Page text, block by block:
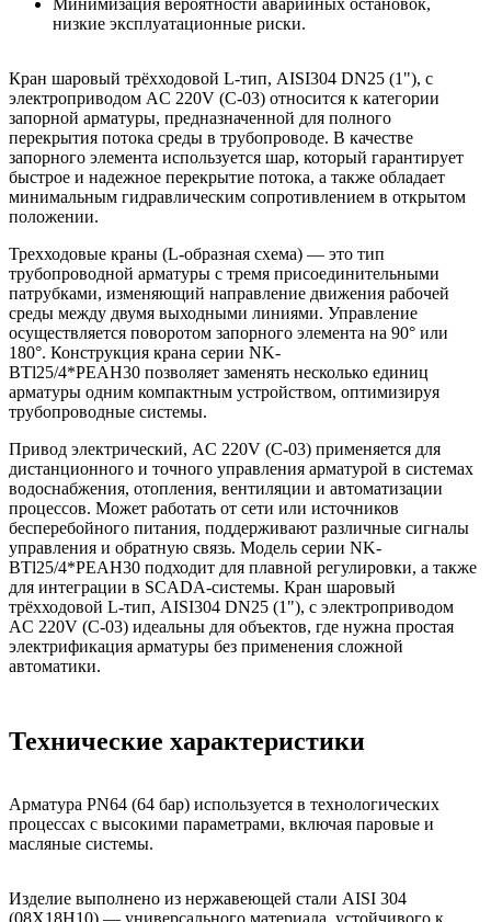
Кран шаровый трёхходовой L-тип, AISI304 DN25 (1"), с
электроприводом AC 220V (С-03) относится к категории
запорной арматуры, предназначенной для полного
перекрытия потока среды в трубопроводе. В качестве
запорного элемента используется шар, который гарантирует
быстрое и надежное перекрытие потока, а также обладает
минимальным гидравлическим сопротивлением в открытом
положении.
Трехходовые краны (L-образная схема) — это тип
трубопроводной арматуры с тремя присоединительными
патрубками, изменяющий направление движения рабочей
среды между двумя выходными линиями. Управление
осуществляется поворотом запорного элемента на 90° или
180°. Конструкция крана серии NK-
BTl25/4*PEAH30 позволяет заменять несколько единиц
арматуры одним компактным устройством, оптимизируя
трубопроводные системы.
Привод электрический, AC 220V (C-03) применяется для
дистанционного и точного управления арматурой в системах
водоснабжения, отопления, вентиляции и автоматизации
процессов. Может работать от сети или источников
бесперебойного питания, поддерживают различные сигналы
управления и обратную связь. Модель серии NK-
BTl25/4*PEAH30 подходит для плавной регулировки, а также
для интеграции в SCADA-системы. Кран шаровый
трёхходовой L-тип, AISI304 DN25 (1"), с электроприводом
AC 220V (С-03) идеальны для объектов, где нужна простая
электрификация арматуры без применения сложной
автоматики.
низкие эксплуатационные риски.
Технические характеристики
Арматура PN64 (64 бар) используется в технологических
процессах с высокими параметрами, включая паровые и
масляные системы.
Изделие выполнено из нержавеющей стали AISI 304